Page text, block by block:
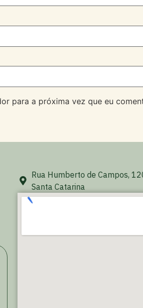
para a próxima vez que eu
Rua Humberto de Campos,
Santa Catarina